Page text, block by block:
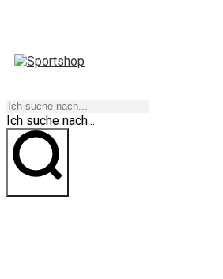
Ich suche nach...